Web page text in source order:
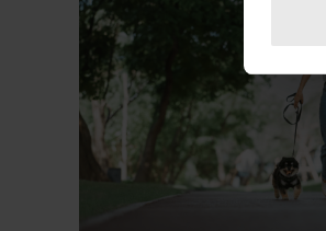
We
onze
bijzonder de reis voor haar